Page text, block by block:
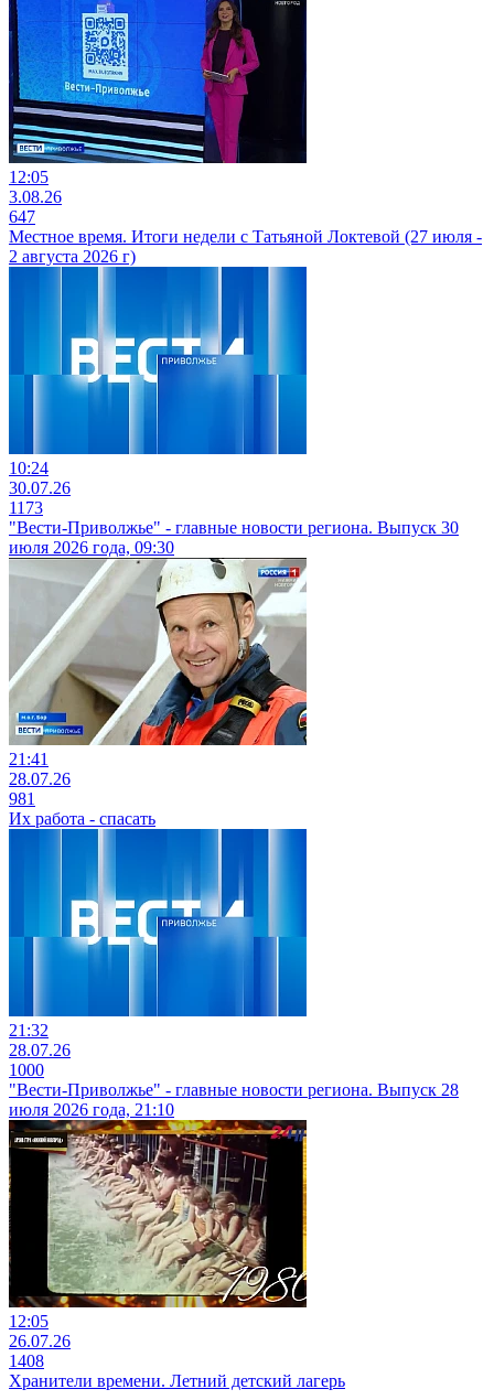
12:05
3.08.26
647
Местное время. Итоги недели с Татьяной Локтевой (27 июля -
2 августа 2026 г)
10:24
30.07.26
1173
"Вести-Приволжье" - главные новости региона. Выпуск 30
июля 2026 года, 09:30
21:41
28.07.26
981
Их работа - спасать
21:32
28.07.26
1000
"Вести-Приволжье" - главные новости региона. Выпуск 28
июля 2026 года, 21:10
12:05
26.07.26
1408
Хранители времени. Летний детский лагерь